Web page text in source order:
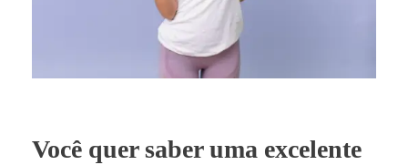
Você quer saber uma excelente